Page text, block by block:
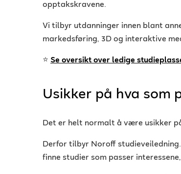
opptakskravene.
Vi tilbyr utdanninger innen blant
markedsføring, 3D og interaktive
⭐ Se oversikt over ledige
Usikker på hva som
Det er helt normalt å være usikker
Derfor tilbyr Noroff
finne studier som passer